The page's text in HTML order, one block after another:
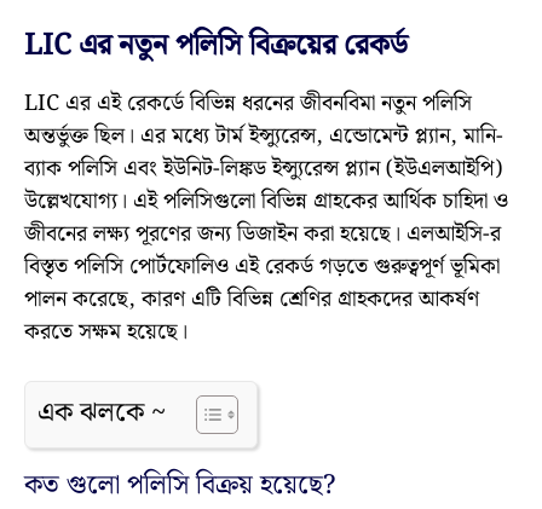
LIC এর নতুন পলিসি বিক্রয়ের রেকর্ড
LIC এর এই রেকর্ডে বিভিন্ন ধরনের জীবনবিমা নতুন পলিসি
অন্তর্ভুক্ত ছিল। এর মধ্যে টার্ম ইন্স্যুরেন্স, এন্ডোমেন্ট প্ল্যান, মানি-
ব্যাক পলিসি এবং ইউনিট-লিঙ্কড ইন্স্যুরেন্স প্ল্যান (ইউএলআইপি)
উল্লেখযোগ্য। এই পলিসিগুলো বিভিন্ন গ্রাহকের আর্থিক চাহিদা ও
জীবনের লক্ষ্য পূরণের জন্য ডিজাইন করা হয়েছে। এলআইসি-র
বিস্তৃত পলিসি পোর্টফোলিও এই রেকর্ড গড়তে গুরুত্বপূর্ণ ভূমিকা
পালন করেছে, কারণ এটি বিভিন্ন শ্রেণির গ্রাহকদের আকর্ষণ
করতে সক্ষম হয়েছে।
এক ঝলকে ~
কত গুলো পলিসি বিক্রয় হয়েছে?